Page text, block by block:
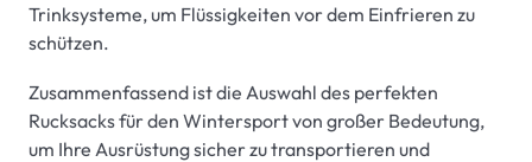
Trinksysteme, um Flüssigkeiten vor dem Einfrieren zu
schützen.
Zusammenfassend ist die Auswahl des perfekten
Rucksacks für den Wintersport von großer Bedeutung,
um Ihre Ausrüstung sicher zu transportieren und